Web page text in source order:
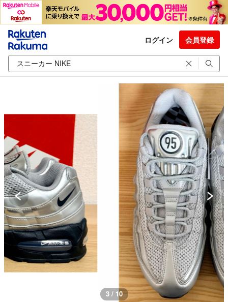
ログイン 会員登録
3 / 10